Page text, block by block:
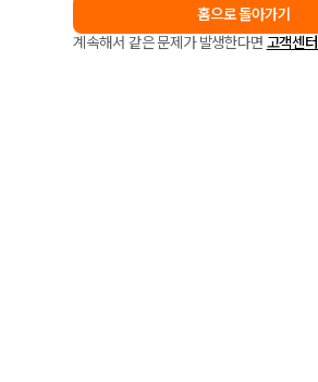
홈으로 돌아가기
계속해서 같은 문제가 발생한다면 고객센터